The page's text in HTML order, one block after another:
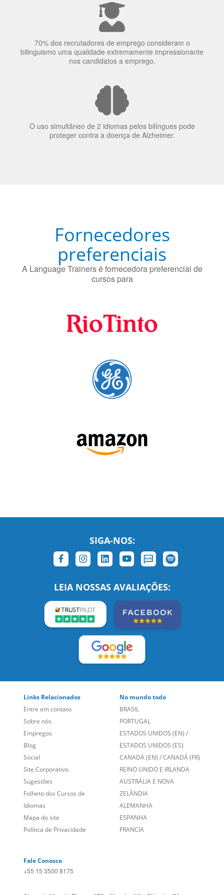
70% dos recrutadores de emprego consideram o
bilinguismo uma qualidade extremamente impressionante
nos candidatos a emprego.
O uso simultâneo de 2 idiomas pelos bilíngues pode
proteger contra a doença de Alzheimer.
Fornecedores
preferenciais
A Language Trainers é fornecedora preferencial de
cursos para
SIGA-NOS:
LEIA NOSSAS AVALIAÇÕES:
Links Relacionados
Entre em contato
Sobre nós
Empregos
Blog
Social
Site Corporativo
Sugestões
Folheto dos Cursos de
Idiomas
Mapa do site
Política de Privacidade
No mundo todo
BRASIL
PORTUGAL
ESTADOS UNIDOS (EN) /
ESTADOS UNIDOS (ES)
CANADÁ (EN) /CANADÁ (FR)
REINO UNIDO E IRLANDA
AUSTRÁLIA E NOVA
ZELÂNDIA
ALEMANHA
ESPANHA
FRANCIA
Fale Conosco
+55 15 3500 8175